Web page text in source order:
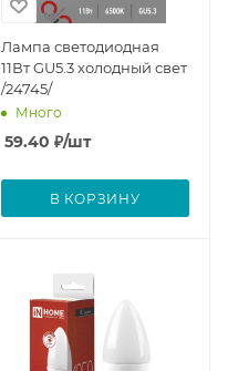
Лампа светодиодная
11Вт GU5.3 холодный свет
/24745/
Много
59.40 ₽/шт
В КОРЗИНУ